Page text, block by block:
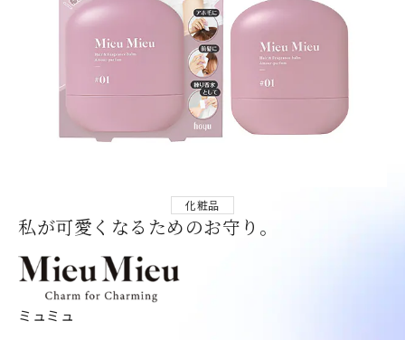
化粧品
私が可愛くなるためのお守り。
ミュミュ